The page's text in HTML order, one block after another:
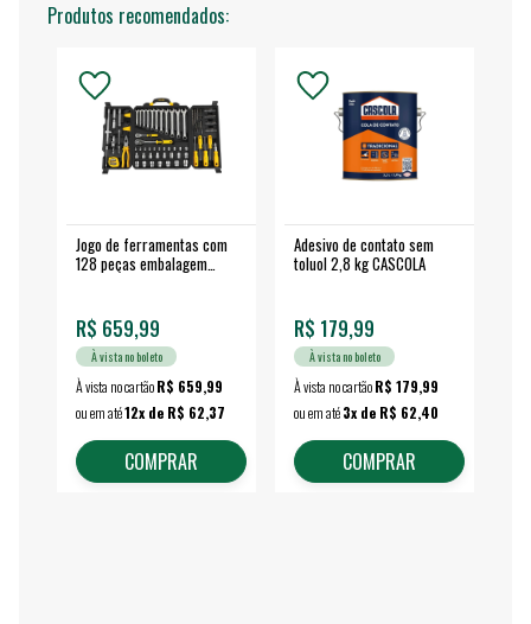
Produtos recomendados:
Jogo de ferramentas com
128 peças embalagem
R$ 659,99
À vista no boleto
À vista no cartãoR$ 659,99
ou em até12x de R$ 62,37
COMPRAR
Adesivo de contato sem
toluol 2,8 kg CASCOLA
R$ 179,99
À vista no boleto
À vista no cartãoR$ 179,99
ou em até3x de R$ 62,40
COMPRAR